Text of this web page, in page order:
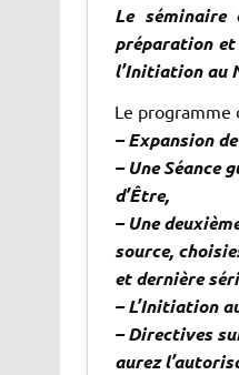
Le séminaire
préparation
l’Initiation au
Le programme
– Expansion
– Une Séance
d’Être,
– Une
source,
et dernière
– L’Initiation
– Directives
aurez